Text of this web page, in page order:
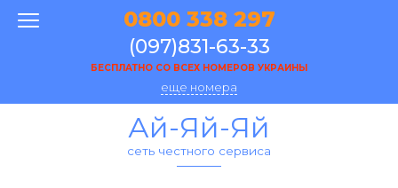
0800 338 297
(097)831-63-33
БЕСПЛАТНО СО ВСЕХ НОМЕРОВ УКРАИНЫ
еще номера
Ай-Яй-Яй
сеть честного сервиса